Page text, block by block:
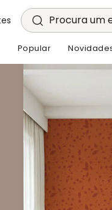
Procura um
Popular